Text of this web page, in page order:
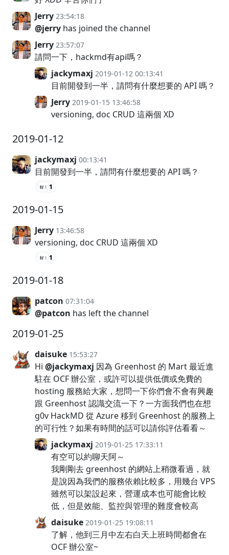
Jerry 23:54:18
@jerry has joined the channel
Jerry 23:57:07
請問一下，hackmd有api嗎？
jackymaxj 2019-01-12 00:13:41
目前開發到一半，請問有什麼想要的 API 嗎？
Jerry 2019-01-15 13:46:58
versioning, doc CRUD 這兩個 XD
2019-01-12
jackymaxj 00:13:41
目前開發到一半，請問有什麼想要的 API 嗎？
1
2019-01-15
Jerry 13:46:58
versioning, doc CRUD 這兩個 XD
1
2019-01-18
patcon 07:31:04
@patcon has left the channel
2019-01-25
daisuke 15:53:27
Hi @jackymaxj 因為 Greenhost 的 Mart 最近進
駐在 OCF 辦公室，或許可以提供低價或免費的
hosting 服務給大家，想問一下你們會不會有興趣
跟 Greenhost 認識交流一下？一方面我們也在想
g0v HackMD 從 Azure 移到 Greenhost 的服務上
的可行性？如果有時間的話可以請你評估看看～
jackymaxj 2019-01-25 17:33:11
有空可以約聊天阿～
我剛剛去 greenhost 的網站上稍微看過，就
是說因為我們的服務依賴比較多，用幾台 VPS
雖然可以架設起來，營運成本也可能會比較
低，但是效能、監控與管理的難度會較高
daisuke 2019-01-25 19:08:11
了解，他到三月中左右白天上班時間都會在
OCF 辦公室~